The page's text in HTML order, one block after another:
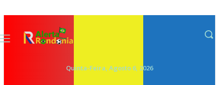
Quinta-Feira, Agosto 6, 2026